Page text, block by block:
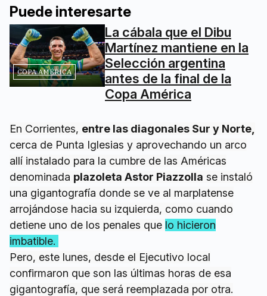
Puede interesarte
COPA AMÉRICA
La cábala que el Dibu
Martínez mantiene en la
Selección argentina
antes de la final de la
Copa América
En Corrientes, entre las diagonales Sur y Norte,
cerca de Punta Iglesias y aprovechando un arco
allí instalado para la cumbre de las Américas
denominada plazoleta Astor Piazzolla se instaló
una gigantografía donde se ve al marplatense
arrojándose hacia su izquierda, como cuando
detiene uno de los penales que lo hicieron
imbatible.
Pero, este lunes, desde el Ejecutivo local
confirmaron que son las últimas horas de esa
gigantografía, que será reemplazada por otra.